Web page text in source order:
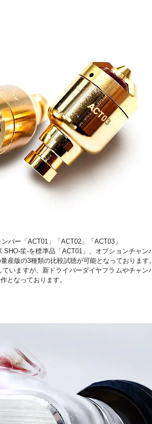
バー「ACT01」「ACT02」「ACT03」
笙-を標準品「ACT01」、オプションチャン
産版の3種類の比較試聴が可能となっておりま
いますが、新ドライバーダイヤフラムやチャン
となっております。